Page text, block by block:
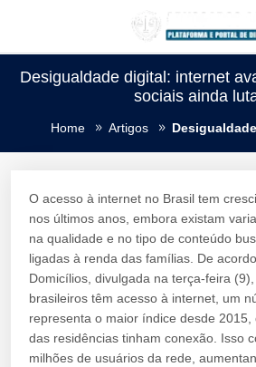
Desigualdade digital: internet
sociais ainda
Home Artigos
O acesso à internet no Brasil tem
nos últimos anos, embora existam
na qualidade e no tipo de conteúdo
ligadas à renda das famílias. De
Domicílios, divulgada na terça-feira
brasileiros têm acesso à internet, um
representa o maior índice desde
das residências tinham conexão. Isso
milhões de usuários da rede,